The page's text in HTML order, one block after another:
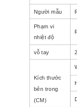
Người mẫu
Phạm vi
nhiệt độ
vỗ tay 2
Kích thước
bên trong
(CM)